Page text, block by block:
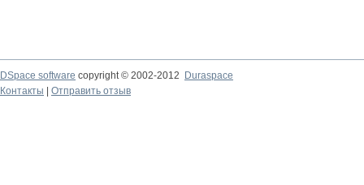
DSpace software copyright © 2002-2012
Duraspace
Контакты
Отправить отзыв